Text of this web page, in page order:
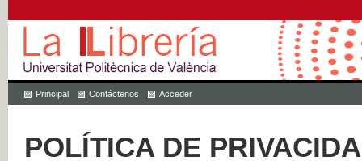
Principal Contáctenos Acceder
POLÍTICA DE